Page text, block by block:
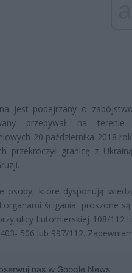
jest podejrzany o
przebywał na
20 października 2018
przekroczył granicę z
osoby, które dysponują
organami ścigania proszone
ulicy Lutomierskiej 108/112
506 lub 997/112.
nas w Google News